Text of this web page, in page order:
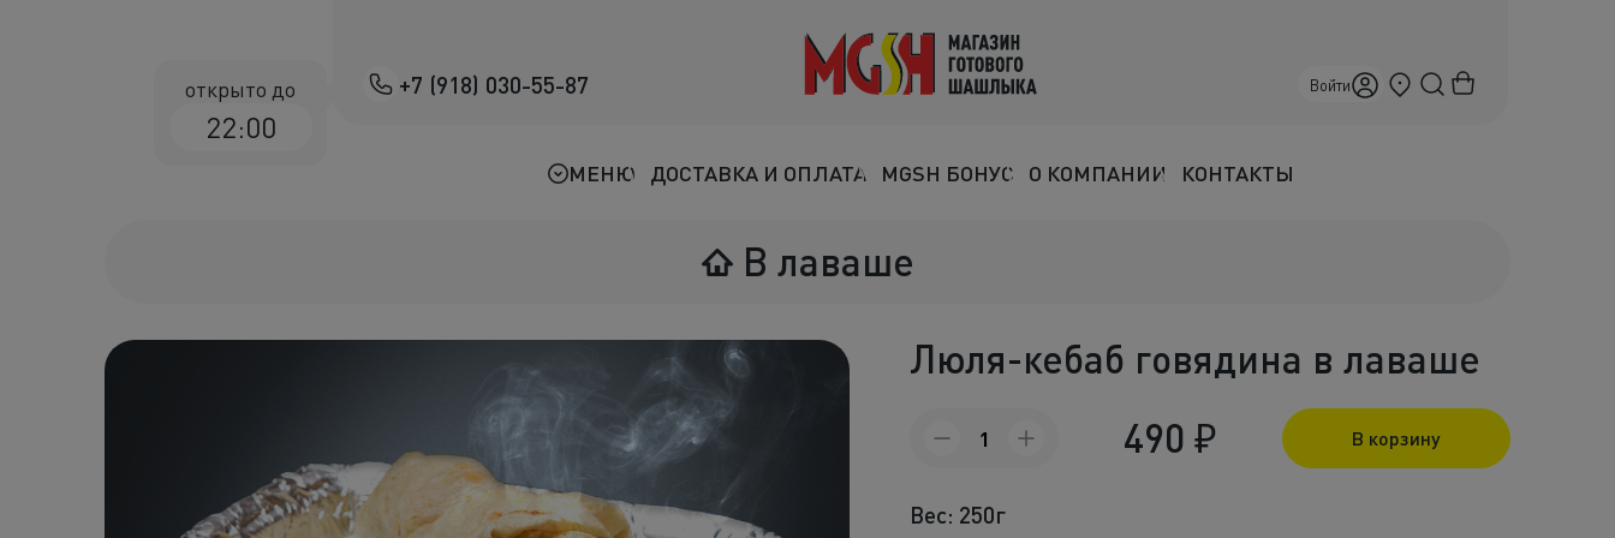
+7 (918) 030-55-87 Войти Краснодар
МЕНЮ ДОСТАВКА И ОПЛАТА MGSH БОНУС О КОМПАНИИ КОНТАКТЫ
Птица на мангале
Морепродукты
Соленья
В лаваше
открыто до
22:00
В лаваше
Люля-кебаб говядина в лаваше
Количество
кебаб
говядина
490 ₽ В корзину
Вес: 250г